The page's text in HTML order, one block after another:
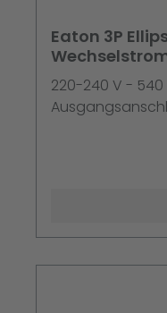
Eaton 3P
220-240 V - 540